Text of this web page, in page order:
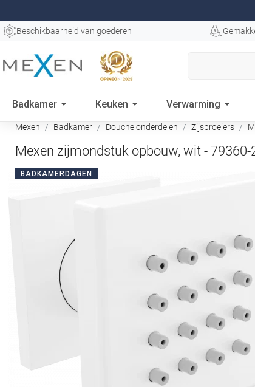
Beschikbaarheid van goederen
Badkamer Keuken Verwarming
Mexen Badkamer Douche onderdelen Zijsproeiers
Mexen zijmondstuk opbouw, wit - 79360-
BADKAMERDAGEN